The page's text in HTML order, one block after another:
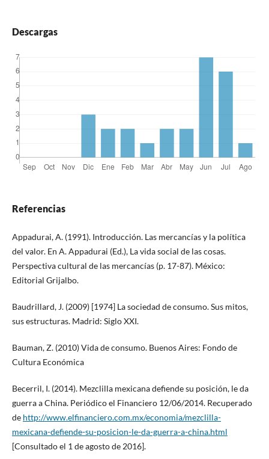
Descargas
Referencias
Appadurai, A. (1991). Introducción. Las mercancías y la política
del valor. En A. Appadurai (Ed.), La vida social de las cosas.
Perspectiva cultural de las mercancías (p. 17-87). México:
Editorial Grijalbo.
Baudrillard, J. (2009) [1974] La sociedad de consumo. Sus mitos,
sus estructuras. Madrid: Siglo XXI.
Bauman, Z. (2010) Vida de consumo. Buenos Aires: Fondo de
Cultura Económica
Becerril, I. (2014). Mezclilla mexicana defiende su posición, le da
guerra a China. Periódico el Financiero 12/06/2014. Recuperado
de http://www.elfinanciero.com.mx/economia/mezclilla-
mexicana-defiende-su-posicion-le-da-guerra-a-china.html
[Consultado el 1 de agosto de 2016].